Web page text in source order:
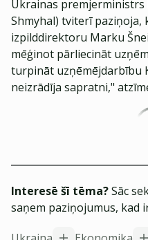
Ukrainas premjerministrs
Shmyhal) tviterī paziņoja,
izpilddirektoru Marku
mēģinot pārliecināt
turpināt uzņēmējdarbību
neizrādīja sapratni,"
Interesē šī tēma?Sāc
saņem paziņojumus, kad